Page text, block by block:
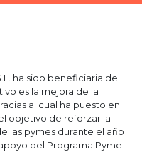
ha sido beneficiaria de
es la mejora de la
al cual ha puesto en
objetivo de reforzar la
las pymes durante el año
del Programa Pyme